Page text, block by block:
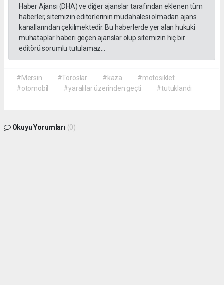
Haber Ajansı (DHA) ve diğer ajanslar tarafından eklenen tüm
haberler, sitemizin editörlerinin müdahalesi olmadan ajans
kanallarından çekilmektedir. Bu haberlerde yer alan hukuki
muhataplar haberi geçen ajanslar olup sitemizin hiç bir
editörü sorumlu tutulamaz...
#Mersin #Toroslar #kaza
#motosiklet
#otomobil
#yaralılar üzerinden geçti #tutuklandı
Okuyu Yorumları (0)